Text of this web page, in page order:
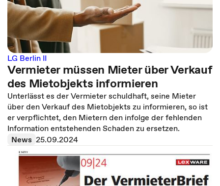
LG Berlin II
Vermieter müssen Mieter über Verkauf
des Mietobjekts informieren
Unterlässt es der Vermieter schuldhaft, seine Mieter
über den Verkauf des Mietobjekts zu informieren, so ist
er verpflichtet, den Mietern den infolge der fehlenden
Information entstehenden Schaden zu ersetzen.
News 25.09.2024